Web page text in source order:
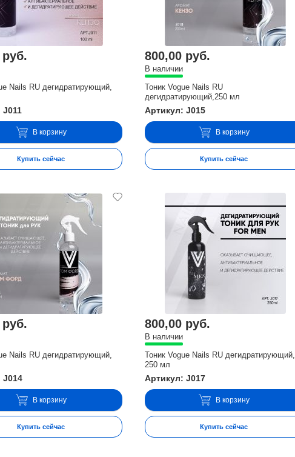
руб.
Nails RU дегидратирующий,
J011
В корзину
Купить сейчас
800,00 руб.
В наличии
Тоник Vogue Nails RU
дегидратирующий,250 мл
Артикул: J015
В корзину
Купить сейчас
руб.
Nails RU дегидратирующий,
J014
В корзину
Купить сейчас
800,00 руб.
В наличии
Тоник Vogue Nails RU дегидратирующий,
250 мл
Артикул: J017
В корзину
Купить сейчас